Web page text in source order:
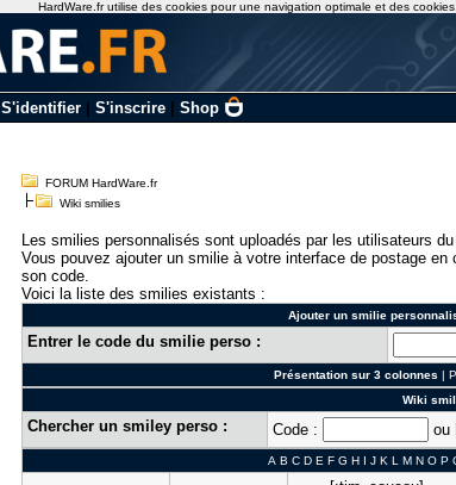
S'identifier| S'inscrire| Shop
FORUM HardWare.fr
Wiki smilies
Les smilies personnalisés sont uploadés par les utilisateurs
Vous pouvez ajouter un smilie à votre interface de postage
son code.
Voici la liste des smilies existants :
Ajouter un smilie
Entrer le code du smilie perso :
Présentation sur 3 colonnes |
Wiki
Chercher un smiley perso : Code : ou
A B C D E F G H I J K L M N O P
HardWare.fr utilise des cookies pour une navigation optimale et des